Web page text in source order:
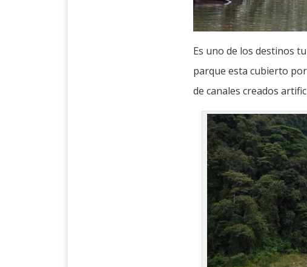
Es uno de los destinos
parque esta cubierto
de canales creados